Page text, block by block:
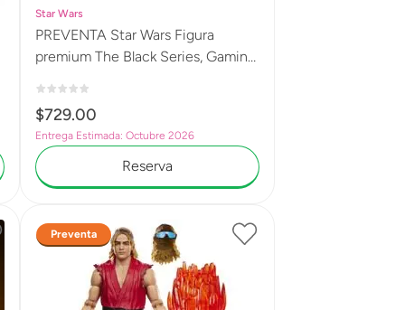
Star Wars
PREVENTA Star Wars Figura
premium The Black Series, Gaming
$729.00
Entrega Estimada: Octubre 2026
Reserva
Preventa